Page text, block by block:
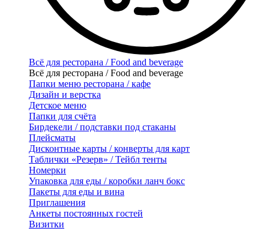
Всё для ресторана / Food and beverage
Всё для ресторана / Food and beverage
Папки меню ресторана / кафе
Дизайн и верстка
Детское меню
Папки для счёта
Бирдекели / подставки под стаканы
Плейсматы
Дисконтные карты / конверты для карт
Таблички «Резерв» / Тейбл тенты
Номерки
Упаковка для еды / коробки ланч бокс
Пакеты для еды и вина
Приглашения
Анкеты постоянных гостей
Визитки